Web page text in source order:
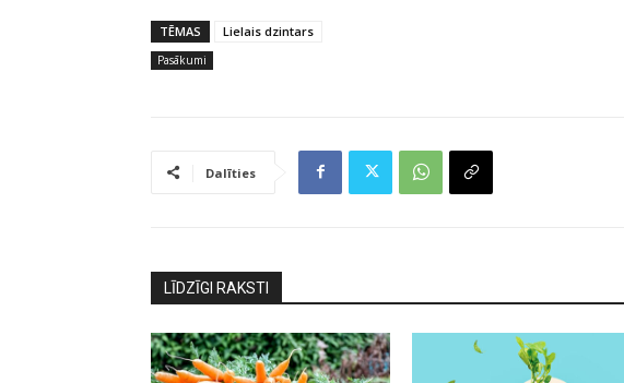
TĒMAS Lielais dzintars
Pasākumi
Dalīties
LĪDZĪGI RAKSTI